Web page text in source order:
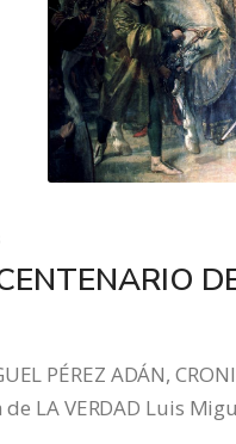
PÉREZ ADÁN,
LA VERDAD Luis